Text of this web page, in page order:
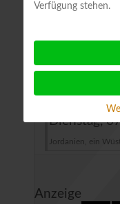
Mit Jeep und Bahn
Dienstag,
Slowakei
Dienstag,
Jordanien, ein
Anzeige
Verfügung stehen.